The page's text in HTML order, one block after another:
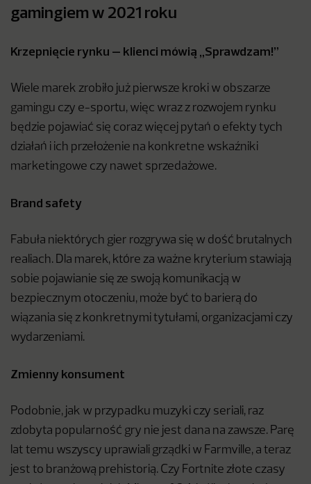
gamingiem w 2021 roku
Krzepnięcie rynku – klienci mówią „Sprawdzam!”
Wiele marek zrobiło już pierwsze kroki w obszarze
gamingu czy e-sportu, więc wraz z rozwojem rynku
będzie pojawiać się coraz więcej pytań o efekty tych
działań i ich przełożenie na konkretne wskaźniki
marketingowe czy nawet sprzedażowe.
Brand safety
Fabuła niektórych gier rozgrywa się w dość brutalnych
realiach. Dla marek, które za ważne kryterium stawiają
sobie pojawianie się ze swoją komunikacją w
bezpiecznym otoczeniu, może być to barierą do
wiązania się z konkretnymi tytułami, organizacjami czy
wydarzeniami.
Zmienny konsument
Podobnie, jak w przypadku muzyki czy seriali, raz
zdobyta popularność gry nie jest dana na zawsze. Parę
lat temu wszyscy uprawiali grządki w Farmville, a teraz
jest to branżową prehistorią. Czy Fortnite złote czasy